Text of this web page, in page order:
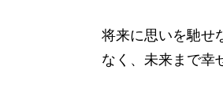
将来に思いを馳せ
なく、未来まで幸